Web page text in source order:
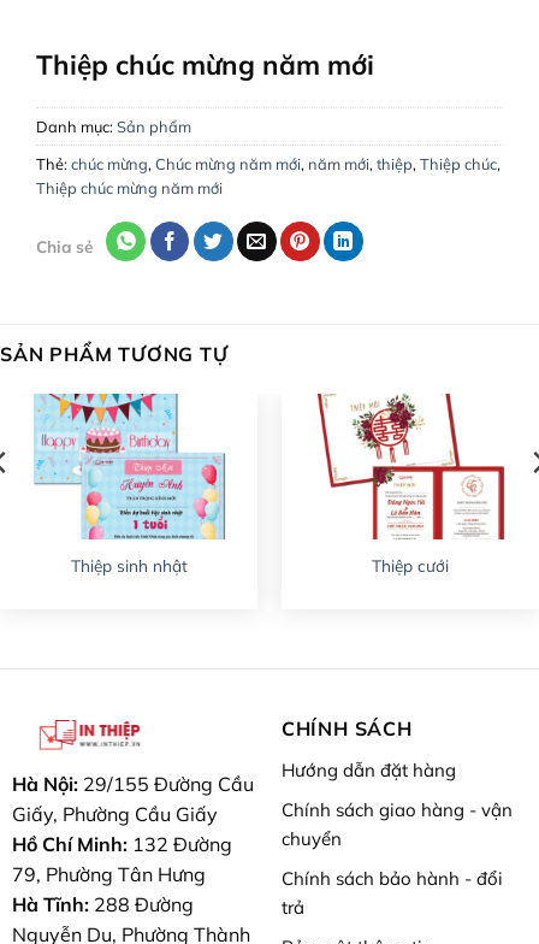
Hồ Chí Minh:132 Đường 79, Phường Tân Quy, Quận 7
Hà Tĩnh: 288 Nguyễn Du, Phường Bắc Hà, TP. Hà Tĩnh
Tổng đài:
1900 2238
Website : www.inthiep.vn
Giao hàng, thu tiền tận nơi trong toàn quốc!
Thiệp chúc mừng năm mới
Danh mục:Sản phẩm
Thẻ:chúc mừng, Chúc mừng năm mới, năm mới, thiệp, Thiệp chúc,
Thiệp chúc mừng năm mới
Chia sẻ
SẢN PHẨM TƯƠNG TỰ
Thiệp sinh nhật Thiệp cưới
Hà Nội: 29/155 Đường Cầu
Giấy, Phường Cầu Giấy
Hồ Chí Minh:132 Đường
79, Phường Tân Hưng
Hà Tĩnh:288 Đường
Nguyễn Du, Phường Thành
CHÍNH SÁCH
Hướng dẫn đặt hàng
Chính sách giao hàng - vận
chuyển
Chính sách bảo hành - đổi
trả